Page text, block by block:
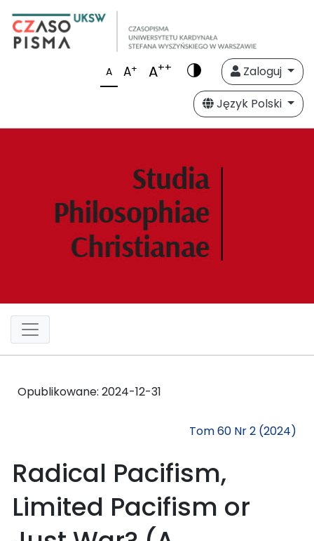
A A+ A++
Zaloguj
Język Polski
Opublikowane: 2024-12-31
Tom 60 Nr 2 (2024)
Radical Pacifism,
Limited Pacifism or